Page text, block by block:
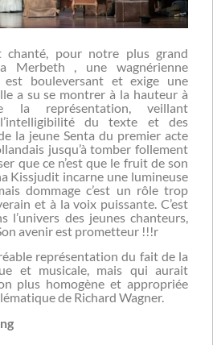
chanté, pour notre plus grand
Merbeth , une wagnérienne
est bouleversant et exige une
a su se montrer à la hauteur à
la représentation, veillant
du texte et des
la jeune Senta du premier acte
jusqu’à tomber follement
que ce n’est que le fruit de son
Kissjudit incarne une lumineuse
dommage c’est un rôle trop
et à la voix puissante. C’est
l’univers des jeunes chanteurs,
avenir est prometteur !!!r
représentation du fait de la
et musicale, mais qui aurait
plus homogène et appropriée
de Richard Wagner.